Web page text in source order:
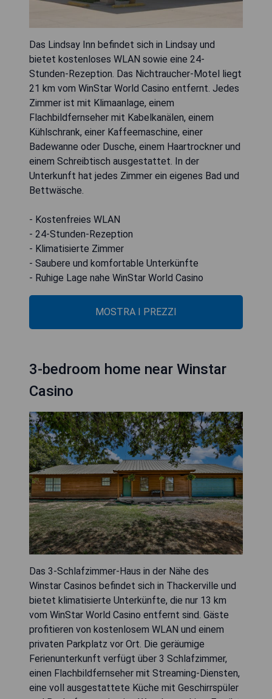
Das Lindsay Inn befindet sich in Lindsay und
bietet kostenloses WLAN sowie eine 24-
Stunden-Rezeption. Das Nichtraucher-Motel liegt
21 km vom WinStar World Casino entfernt. Jedes
Zimmer ist mit Klimaanlage, einem
Flachbildfernseher mit Kabelkanälen, einem
Kühlschrank, einer Kaffeemaschine, einer
Badewanne oder Dusche, einem Haartrockner und
einem Schreibtisch ausgestattet. In der
Unterkunft hat jedes Zimmer ein eigenes Bad und
Bettwäsche.
- Kostenfreies WLAN
- 24-Stunden-Rezeption
- Klimatisierte Zimmer
- Saubere und komfortable Unterkünfte
- Ruhige Lage nahe WinStar World Casino
MOSTRA I PREZZI
3-bedroom home near Winstar
Casino
Das 3-Schlafzimmer-Haus in der Nähe des
Winstar Casinos befindet sich in Thackerville und
bietet klimatisierte Unterkünfte, die nur 13 km
vom WinStar World Casino entfernt sind. Gäste
profitieren von kostenlosem WLAN und einem
privaten Parkplatz vor Ort. Die geräumige
Ferienunterkunft verfügt über 3 Schlafzimmer,
einen Flachbildfernseher mit Streaming-Diensten,
eine voll ausgestattete Küche mit Geschirrspüler